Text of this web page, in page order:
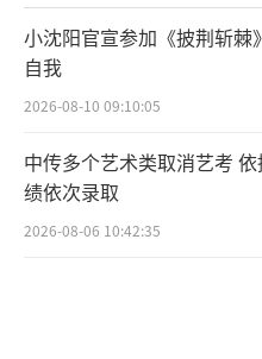
能够召集到对电影有
部意义深刻的致敬短
多珍贵的东西，是说
电影有爱情、功夫、
优势，我们就想设置6
电影的经典印记。”
小沈阳官宣参加《披荆斩棘
自我
2026-08-10 09:10:05
中传多个艺术类取消艺考
绩依次录取
2026-08-06 10:42:35